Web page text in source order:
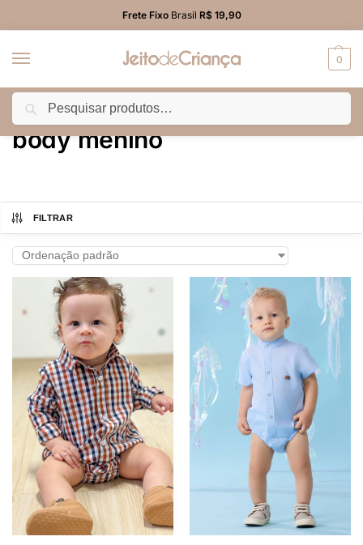
Frete FixoBrasil R$ 19,90
0
Início Produtos marcados com a tag “body menino”
body menino
FILTRAR